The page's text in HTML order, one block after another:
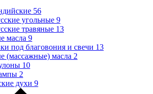
56
угольные 9
травяные 13
масла 9
под благовония и свечи 13
(массажные) масла 2
10
2
духи 9